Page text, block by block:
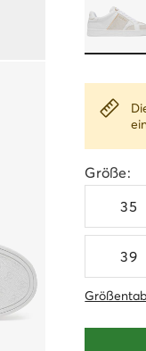
Größe:
35
39